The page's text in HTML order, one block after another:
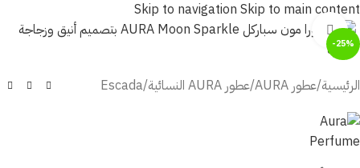
Skip to navigation Skip to main content
-25%
أضغط للتكبير
الرئيسية/عطور AURA /عطور AURA النسائية /
Escada